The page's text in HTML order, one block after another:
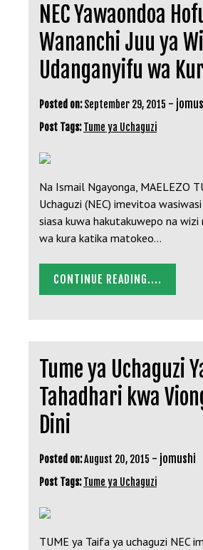
NEC Yawaondoa
Wananchi Juu ya
Udanganyifu wa
Posted on: September 29, 2015 -
Post Tags:Tume ya Uchaguzi
Na Ismail Ngayonga, MAELEZO
Uchaguzi (NEC) imevitoa
siasa kuwa hakutakuwepo na wizi
wa kura katika matokeo…
CONTINUE READING....
Tume ya Uchaguzi
Tahadhari kwa
Dini
Posted on:August 20, 2015 - jomushi
Post Tags:Tume ya Uchaguzi
TUME ya Taifa ya uchaguzi NEC